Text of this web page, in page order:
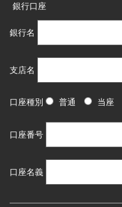
銀行口座
銀行名
支店名
口座種別 普通 当座
口座番号
口座名義